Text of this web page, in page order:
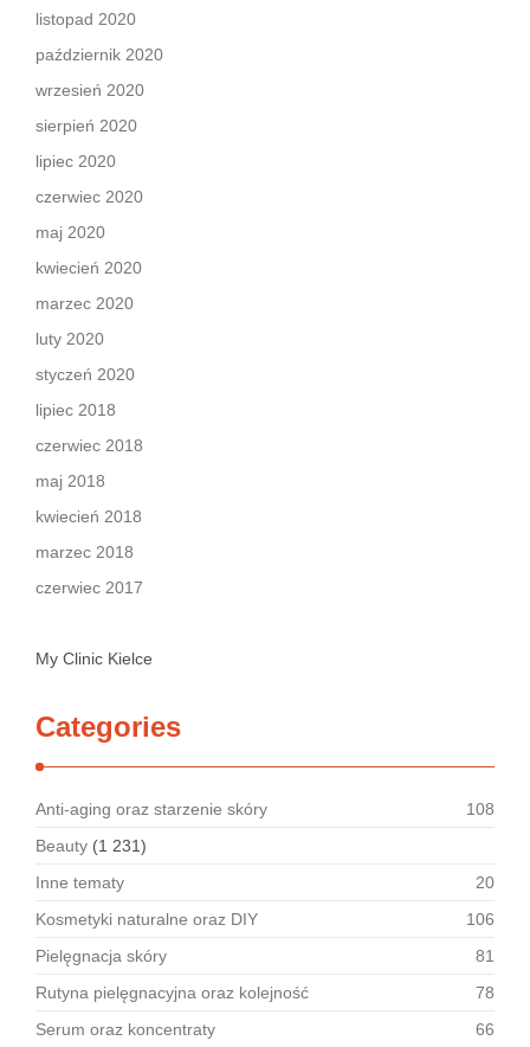
listopad 2020
październik 2020
wrzesień 2020
sierpień 2020
lipiec 2020
czerwiec 2020
maj 2020
kwiecień 2020
marzec 2020
luty 2020
styczeń 2020
lipiec 2018
czerwiec 2018
maj 2018
kwiecień 2018
marzec 2018
czerwiec 2017
My Clinic Kielce
Categories
Anti-aging oraz starzenie skóry
108
Beauty (1 231)
Inne tematy
20
Kosmetyki naturalne oraz DIY
106
Pielęgnacja skóry
81
Rutyna pielęgnacyjna oraz kolejność
78
Serum oraz koncentraty
66